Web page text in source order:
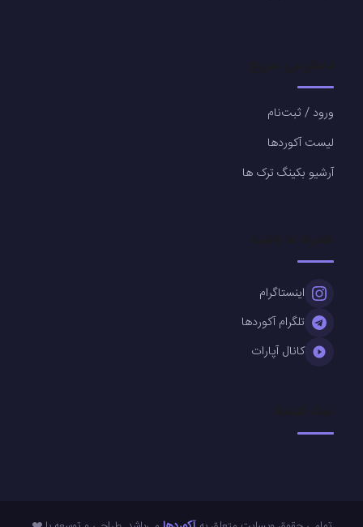
ورود / ثبت‌نام
لیست آکوردها
آرشیو بکینگ ترک ها
اینستاگرام
تلگرام آکوردها
کانال آپارات